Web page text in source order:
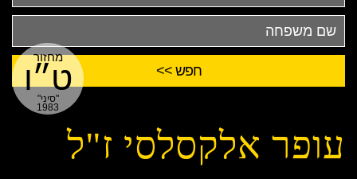
שם
משפחה
מחזור
ט״ו
"סיני"
1983
עופר אלקסלסי ז"ל